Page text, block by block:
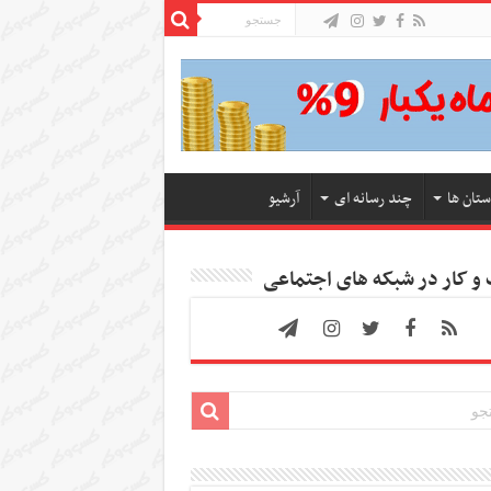
ها چند رسانه ای آرشیو
کار در شبکه های اجتماعی